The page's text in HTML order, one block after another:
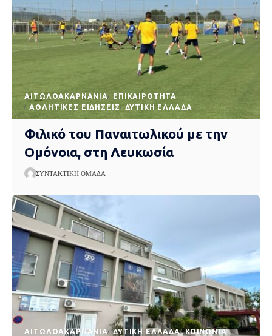
AΙΤΩΛΟΑΚΑΡΝΑΝΊΑ
EΠΙΚΑΙΡΌΤΗΤΑ
ΑΘΛΗΤΙΚΈΣ ΕΙΔΉΣΕΙΣ
ΔΥΤΙΚΉ ΕΛΛΆΔΑ
Φιλικό του Παναιτωλικού με την
Ομόνοια, στη Λευκωσία
ΣΥΝΤΑΚΤΙΚΉ ΟΜΆΔΑ
AΙΤΩΛΟΑΚΑΡΝΑΝΊΑ ΔΥΤΙΚΉ ΕΛΛΆΔΑ ΚΟΙΝΩΝΊΑ